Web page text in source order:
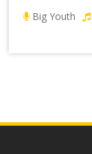
Big Youth